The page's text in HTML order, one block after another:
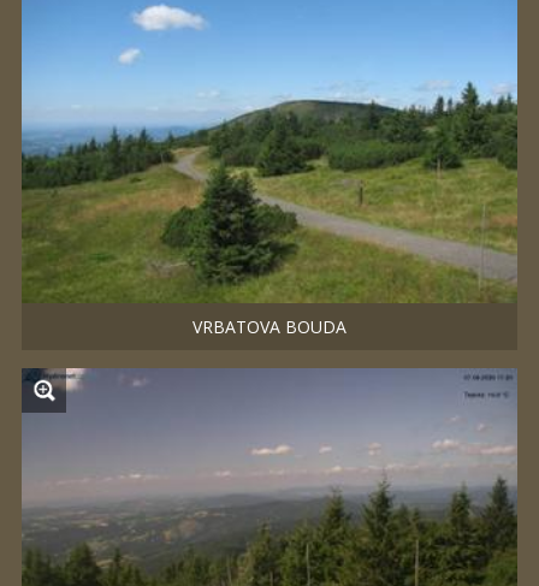
VRBATOVA BOUDA